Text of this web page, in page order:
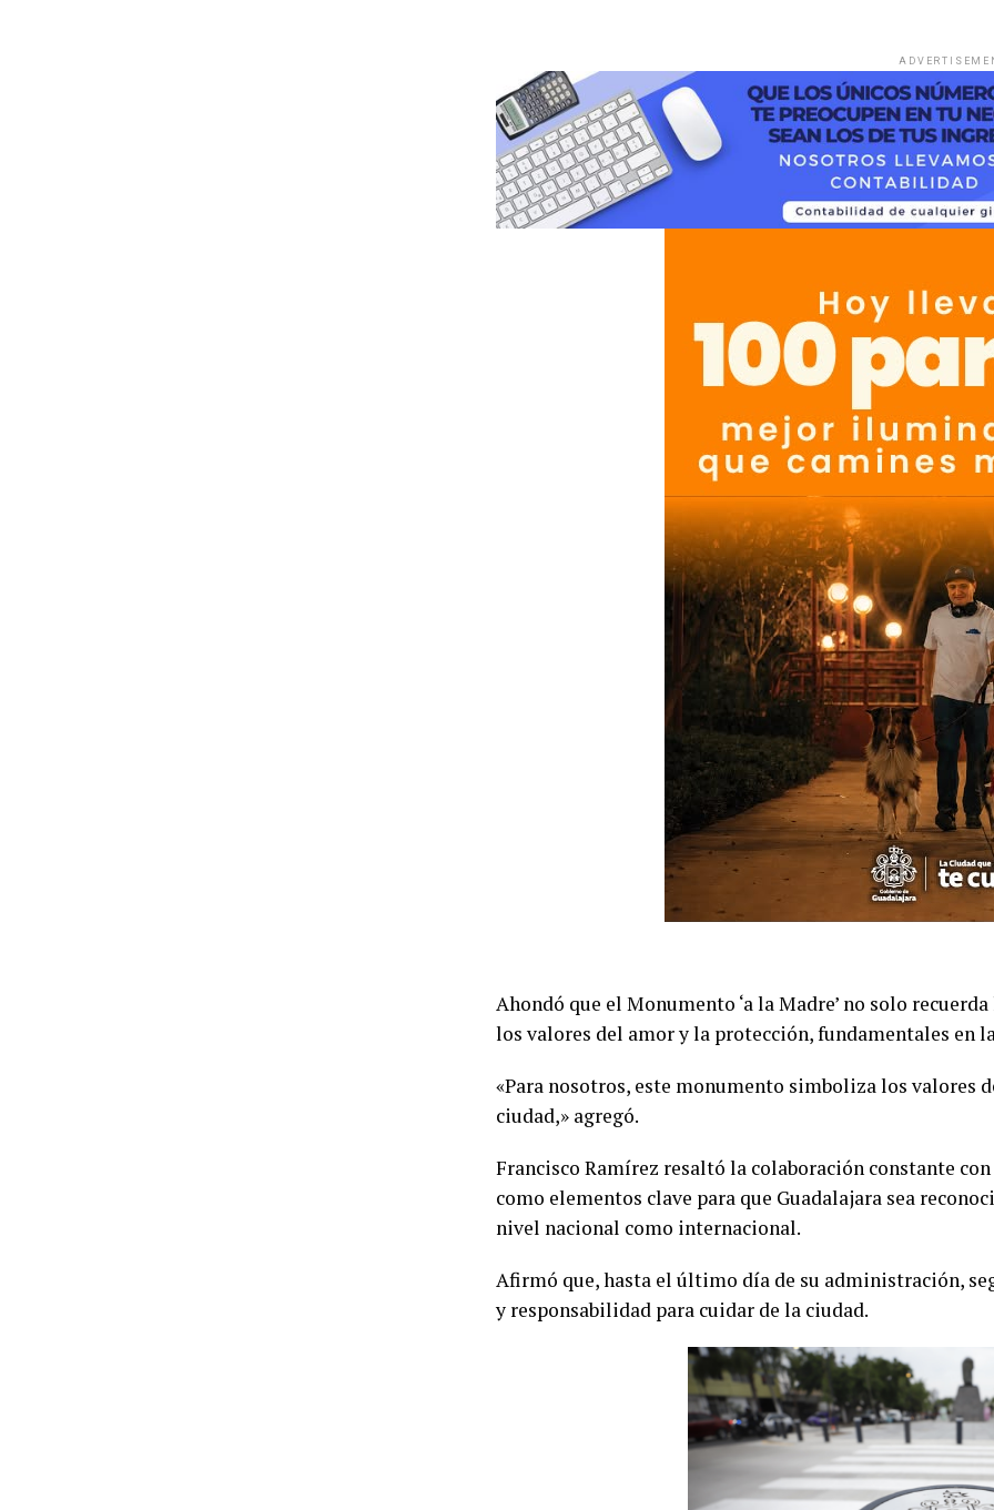
Ahondó que el Monumento ‘a la Madre’ no solo
los valores del amor y la protección, fundamentales en
«Para nosotros, este monumento simboliza los valores
ciudad,» agregó.
Francisco Ramírez resaltó la colaboración constante
como elementos clave para que Guadalajara sea
nivel nacional como internacional.
Afirmó que, hasta el último día de su administración,
y responsabilidad para cuidar de la ciudad.